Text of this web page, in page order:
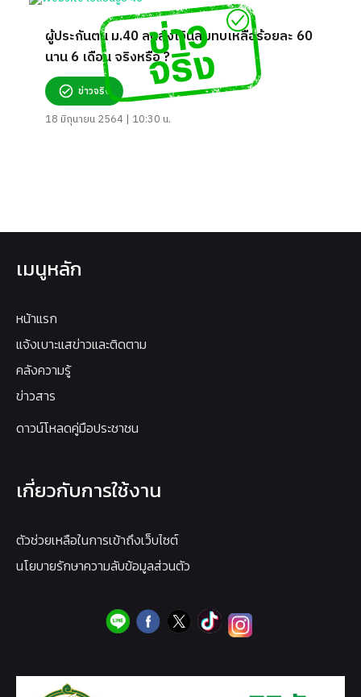
ผู้ประกันตน ม.40 ลดส่งเงินสมทบเหลือร้อยละ 60
นาน 6 เดือน จริงหรือ ?
ข่าวจริง
18 มิถุนายน 2564 | 10:30 น.
เมนูหลัก
หน้าแรก
แจ้งเบาะแสข่าวและติดตาม
คลังความรู้
ข่าวสาร
ดาวน์โหลดคู่มือประชาชน
เกี่ยวกับการใช้งาน
ตัวช่วยเหลือในการเข้าถึงเว็บไซต์
นโยบายรักษาความลับข้อมูลส่วนตัว